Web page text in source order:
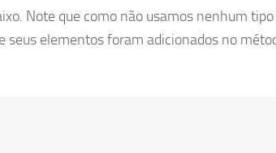
Note que como não usamos nenhum
seus elementos foram adicionados no